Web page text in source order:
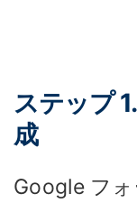
ステップ
成
Google フ